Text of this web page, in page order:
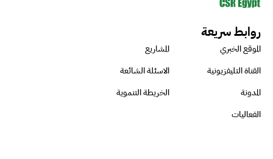
روابط سريعة
الموقع الخبري
المشاريع
القناة التليفزيونية
الاسئلة الشائعة
المدونة
الخريطة التنموية
الفعاليات